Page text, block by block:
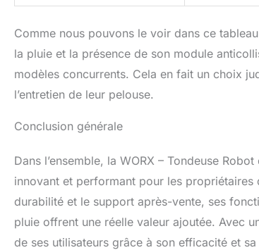
Comme nous pouvons le voir dans ce
la pluie et la présence de son module
modèles concurrents. Cela en fait un choix
l’entretien de leur pelouse.
Conclusion générale
Dans l’ensemble, la WORX – Tondeuse
innovant et performant pour les
durabilité et le support après-vente, ses
pluie offrent une réelle valeur ajoutée. Avec
de ses utilisateurs grâce à son efficacité et